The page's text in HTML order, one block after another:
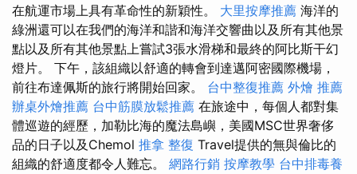
在航運市場上具有革命性的新穎性。 大里按摩推薦 海洋的
綠洲還可以在我們的海洋和諧和海洋交響曲以及所有其他景
點以及所有其他景點上嘗試3張水滑梯和最終的阿比斯干幻
燈片。 下午，該組織以舒適的轉會到達邁阿密國際機場，
前往布達佩斯的旅行將開始回家。 台中整復推薦 外燴 推薦
辦桌外燴推薦 台中筋膜放鬆推薦 在旅途中，每個人都對集
體巡遊的經歷，加勒比海的魔法島嶼，美國MSC世界奢侈
品的日子以及Chemol 推拿 整復 Travel提供的無與倫比的
組織的舒適度都令人難忘。 網路行銷 按摩教學 台中排毒養